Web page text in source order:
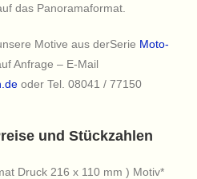
das Panoramaformat.
Motive aus derSerie Moto-
Anfrage – E-Mail
oder Tel. 08041 / 77150
und Stückzahlen
Druck 216 x 110 mm ) Motiv*